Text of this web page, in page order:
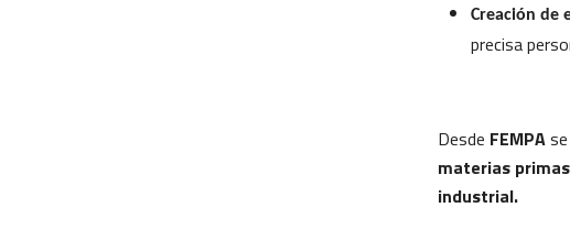
Creación de
precisa
Desde FEMPA
materias primas
industrial.